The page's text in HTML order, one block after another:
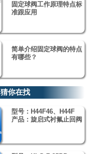
固定球阀工作原理特点标
准跟应用
简单介绍固定球阀的特点
有哪些？
猜你在找
型号：H44F46、H44F
产品：旋启式衬氟止回阀